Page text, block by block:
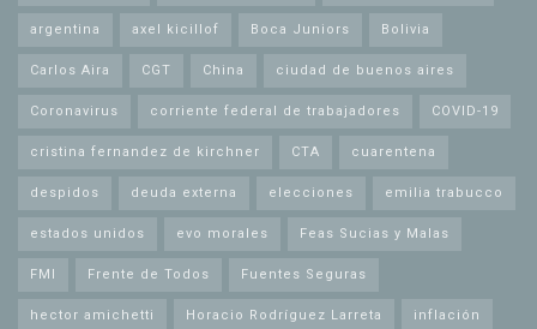
argentina axel kicillof Boca Juniors Bolivia
Carlos Aira CGT China ciudad de buenos aires
Coronavirus corriente federal de trabajadores COVID-19
cristina fernandez de kirchner CTA cuarentena
despidos deuda externa elecciones emilia trabucco
estados unidos evo morales Feas Sucias y Malas
FMI Frente de Todos Fuentes Seguras
hector amichetti Horacio Rodríguez Larreta inflación